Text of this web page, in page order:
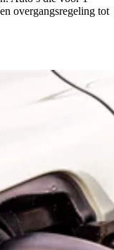
overgangsregeling tot